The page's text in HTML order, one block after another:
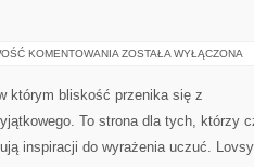
KOMENTOWANIA SAMOTNOŚĆ
ZOSTAŁA WYŁĄCZONA
którym bliskość przenika się z
To strona dla tych, którzy
inspiracji do wyrażenia uczuć.